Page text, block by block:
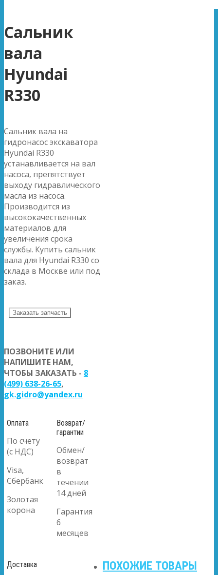
Сальник
вала
Hyundai
R330
Сальник вала на
гидронасос экскаватора
Hyundai R330
устанавливается на вал
насоса, препятствует
выходу гидравлического
масла из насоса.
Производится из
высококачественных
материалов для
увеличения срока
службы. Купить сальник
вала для Hyundai R330 со
склада в Москве или под
заказ.
Заказать запчасть
ПОЗВОНИТЕ ИЛИ
НАПИШИТЕ НАМ,
ЧТОБЫ ЗАКАЗАТЬ - 8
(499) 638-26-65,
gk.gidro@yandex.ru
Оплата
По счету
(с НДС)
Visa,
Сбербанк
Золотая
корона
Возврат/
гарантии
Обмен/
возврат
в
течении
14 дней
Гарантия
6
месяцев
Доставка ПОХОЖИЕ ТОВАРЫ